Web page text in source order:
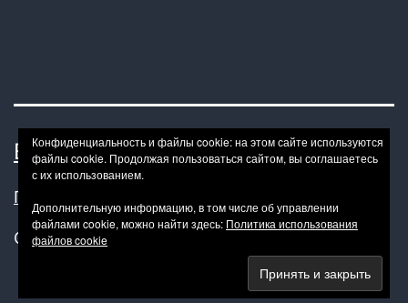
BONDAGE BDSM-HOWTO
Политика конфиденциальности
Сайт работает на
Конфиденциальность и файлы cookie: на этом сайте используются
файлы cookie. Продолжая пользоваться сайтом, вы соглашаетесь
с их использованием.
Дополнительную информацию, в том числе об управлении
файлами cookie, можно найти здесь: Политика использования
файлов cookie